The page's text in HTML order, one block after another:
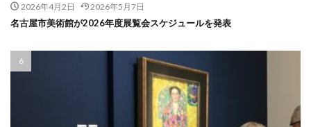
2026年4月2日 2026年5月7日
名古屋市美術館が2026年度展覧会スケジュールを発表